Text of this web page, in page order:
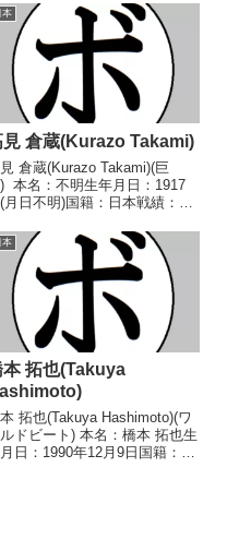
12/02 ○1RTKO 長船 貴
阜ヨコゼキ)2003/01/18
...
本
見 倉蔵(Kurazo Takami)
倉蔵(Kurazo Takami)(巨
本名：不明生年月日：1917
月日不明)国籍：日本戦績：77
ル】なし 【戦歴】
03/19 △4R判定 (採点不
) 佐伯 正直...
本
本 拓也(Takuya
拓也(Takuya Hashimoto)(ワ
ドビート) 本名：橋本 拓也生
日：1990年12月9日国籍：日